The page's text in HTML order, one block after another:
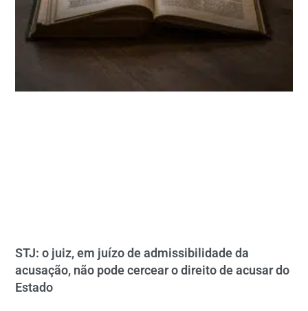
STJ: o juiz, em juízo de admissibilidade da
acusação, não pode cercear o direito de acusar do
Estado